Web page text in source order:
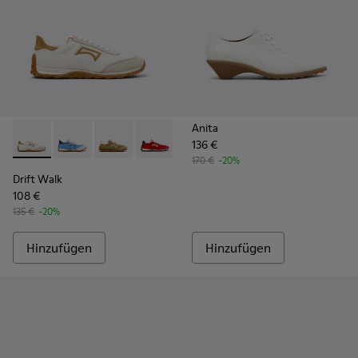
Drift Walk - K201886-001 - Mehrfarbige Sneaker aus Textil
Drift Walk - K201886-008
Drift Walk - K201886-006
Drift Walk - K201886-004
Drift Walk - K201886-003
Drift Walk
108 €
135 € -20%
Hinzufügen
Anita
136 €
170 € -20%
Hinzufügen